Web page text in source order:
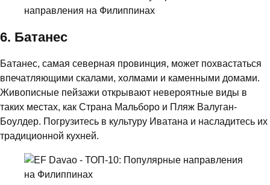
6. Батанес
Батанес, самая северная провинция, может похвастаться
впечатляющими скалами, холмами и каменными домами.
Живописные пейзажи открывают невероятные виды в
таких местах, как Страна Мальборо и Пляж Валуган-
Боулдер. Погрузитесь в культуру Иватана и насладитесь их
традиционной кухней.